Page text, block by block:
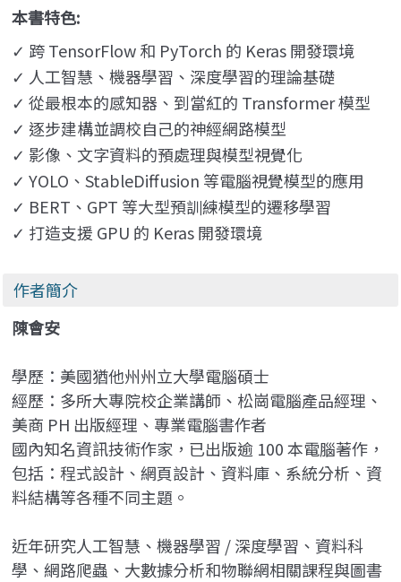
本書特色:
✓ 跨 TensorFlow 和 PyTorch 的 Keras 開發環境
✓ 人工智慧、機器學習、深度學習的理論基礎
✓ 從最根本的感知器、到當紅的 Transformer 模型
✓ 逐步建構並調校自己的神經網路模型
✓ 影像、文字資料的預處理與模型視覺化
✓ YOLO 、StableDiffusion 等電腦視覺模型的應用
✓ BERT 、GPT 等大型預訓練模型的遷移學習
✓ 打造支援 GPU 的 Keras 開發環境
作者簡介
陳會安
學歷：美國猶他州州立大學電腦碩士
經歷：多所大專院校企業講師、松崗電腦產品經理、
美商 PH 出版經理、專業電腦書作者
國內知名資訊技術作家，已出版逾 100 本電腦著作，
包括：程式設計、網頁設計、資料庫、系統分析、資
料結構等各種不同主題。
近年研究人工智慧、機器學習 / 深度學習、資料科
學、網路爬蟲、大數據分析和物聯網相關課程與圖書